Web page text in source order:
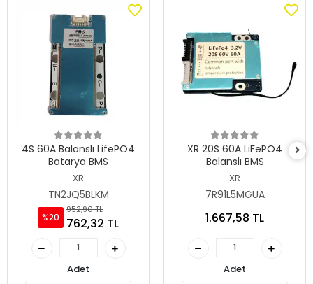
4S 60A Balanslı LifePO4
Batarya BMS
XR
TN2JQ5BLKM
%20
952,90 TL
762,32 TL
Adet
XR 20S 60A LiFePO4
Balanslı BMS
XR
7R91L5MGUA
1.667,58 TL
Adet